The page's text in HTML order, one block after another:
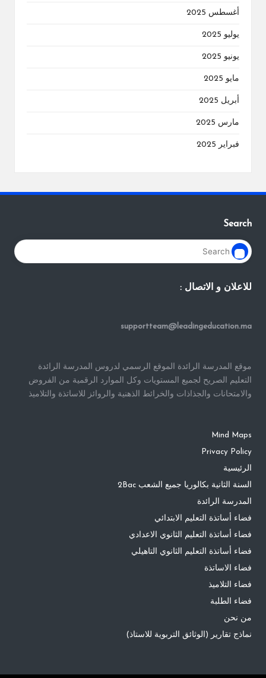
أغسطس 2025
يوليو 2025
يونيو 2025
مايو 2025
أبريل 2025
مارس 2025
فبراير 2025
Search
للاعلان و الاتصال :
supportteam@leadingeducation.ma
موقع المدرسة الرائدة الموقع الرسمي لدروس المدرسة الرائدة
التعليم الصريح لجميع المستويات وكل الموارد الرقمية من الفروض
والامتحانات والجذاذات والخرائط الذهنية والروائز للاساتذة والتلاميذ
Mind Maps
Privacy Policy
الرئيسية
السنة الثانية بكالوريا جميع الشعب 2Bac
المدرسة الرائدة
فضاء أساتذة التعليم الابتدائي
فضاء أساتذة التعليم الثانوي الاعدادي
فضاء أساتذة التعليم الثانوي التاهيلي
فضاء الاساتذة
فضاء التلاميذ
فضاء الطلبة
من نحن
نماذج تقارير (الوثائق التربوية للاستاذ)